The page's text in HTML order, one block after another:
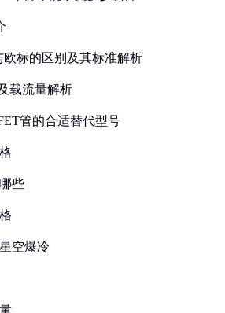
欧标的区别及其标准解析
载流量解析
管的合适替代型号
些
空爆冷